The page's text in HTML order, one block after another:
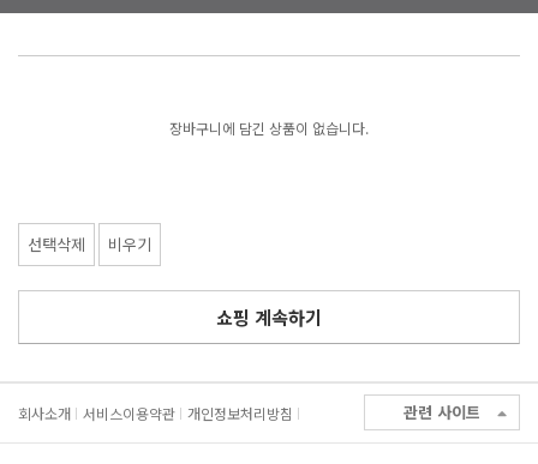
장바구니에 담긴 상품이 없습니다.
선택삭제 비우기
쇼핑 계속하기
회사소개 서비스이용약관 개인정보처리방침 관련 사이트